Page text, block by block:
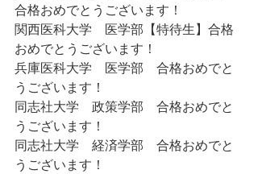
合格おめでとうございます！
関西医科大学　医学部【特待生】合格
おめでとうございます！
兵庫医科大学　医学部　合格おめでと
うございます！
同志社大学　政策学部　合格おめでと
うございます！
同志社大学　経済学部　合格おめでと
うございます！